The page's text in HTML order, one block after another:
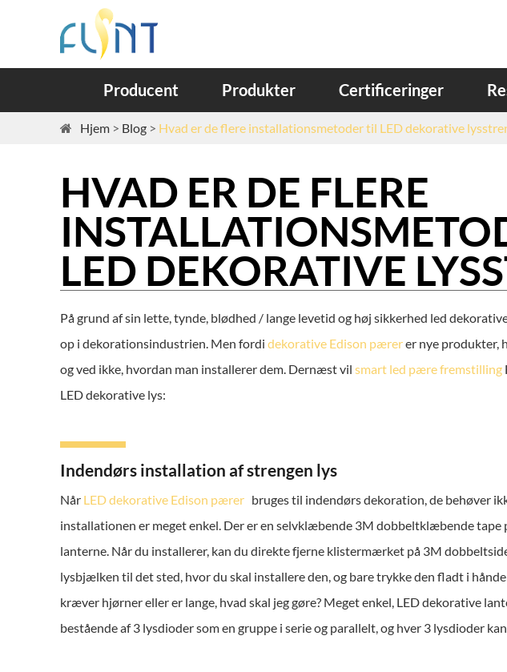
Producent Produkter Certificeringer
Hjem Blog Hvad er de flere installationsmetoder til LED dekorative
HVAD ER DE FLERE
LED DEKORATIVE
På grund af sin lette, tynde, blødhed / lange levetid og høj sikkerhed led
op i dekorationsindustrien. Men fordi dekorative Edison pærerer nye produkter,
og ved ikke, hvordan man installerer dem. Dernæst vil smart led pære fremstilling
LED dekorative lys:
Indendørs installation af strengen lys
Når LED dekorative Edison pærer bruges til indendørs dekoration, de behøver
installationen er meget enkel. Der er en selvklæbende 3M dobbeltklæbende tape
lanterne. Når du installerer, kan du direkte fjerne klistermærket på 3M
lysbjælken til det sted, hvor du skal installere den, og bare trykke den fladt i
kræver hjørner eller er lange, hvad skal jeg gøre? Meget enkel, LED dekorative
bestående af 3 lysdioder som en gruppe i serie og parallelt, og hver 3 lysdioder